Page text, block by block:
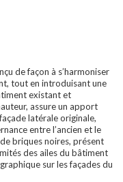
de façon à s’harmoniser
tout en introduisant une
existant et
assure un apport
latérale originale,
entre l’ancien et le
briques noires, présent
des ailes du bâtiment
sur les façades du